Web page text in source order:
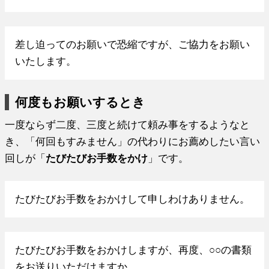
差し迫ってのお願いで恐縮ですが、ご協力をお願い
いたします。
何度もお願いするとき
一度ならず二度、三度と続けて頼み事をするようなと
き、「何回もすみません」の代わりにお薦めしたい言い
回しが「 たびたびお手数をかけ 」です。
たびたびお手数をおかけして申しわけありません。
たびたびお手数をおかけしますが、再度、○○の書類
をお送りいただけますか。